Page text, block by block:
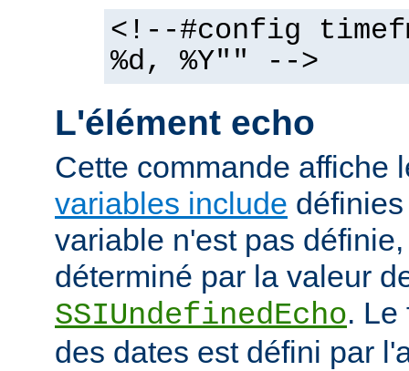
<!--#config
%d, %Y"" -->
L'élément echo
Cette commande affiche
variables include
variable n'est pas
déterminé par la valeur
SSIUndefinedEcho. Le
des dates est défini par